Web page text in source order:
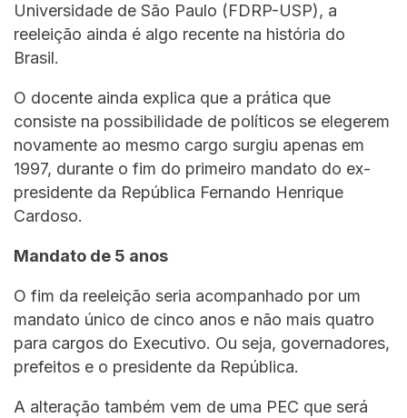
Universidade de São Paulo (FDRP-USP), a
reeleição ainda é algo recente na história do
Brasil.
O docente ainda explica que a prática que
consiste na possibilidade de políticos se elegerem
novamente ao mesmo cargo surgiu apenas em
1997, durante o fim do primeiro mandato do ex-
presidente da República Fernando Henrique
Cardoso.
Mandato de 5 anos
O fim da reeleição seria acompanhado por um
mandato único de cinco anos e não mais quatro
para cargos do Executivo. Ou seja, governadores,
prefeitos e o presidente da República.
A alteração também vem de uma PEC que será